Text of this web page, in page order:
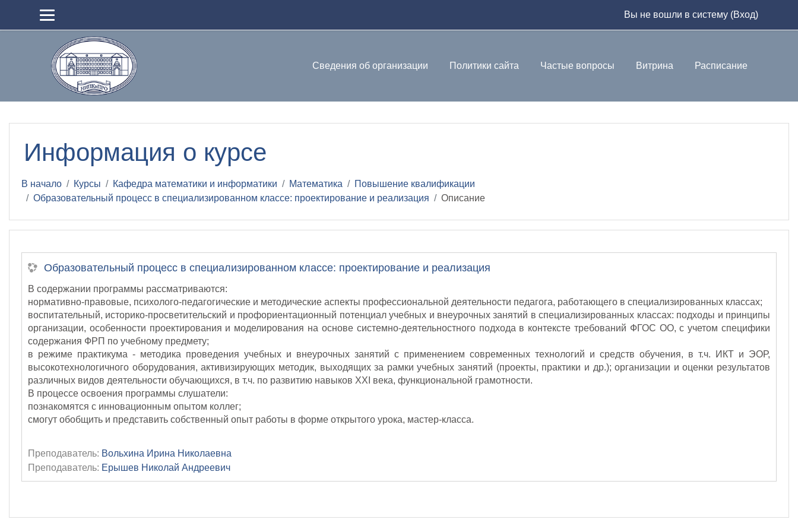
Вы не вошли в систему (Вход)
Сведения об организации Политики сайта Частые вопросы Витрина Расписание
Информация о курсе
В начало Курсы Кафедра математики и информатики Математика
Повышение квалификации
Образовательный процесс в специализированном классе: проектирование и реализация
Описание
Образовательный процесс в специализированном классе: проектирование и реализация
В содержании программы рассматриваются:
нормативно-правовые, психолого-педагогические и методические аспекты профессиональной деятельности педагога, работающего в специализированных классах;
воспитательный, историко-просветительский и профориентационный потенциал учебных и внеурочных занятий в специализированных классах: подходы и принципы
организации, особенности проектирования и моделирования на основе системно-деятельностного подхода в контексте требований ФГОС ОО, с учетом специфики
содержания ФРП по учебному предмету;
в режиме практикума - методика проведения учебных и внеурочных занятий с применением современных технологий и средств обучения, в т.ч. ИКТ и ЭОР,
высокотехнологичного оборудования, активизирующих методик, выходящих за рамки учебных занятий (проекты, практики и др.); организации и оценки результатов
различных видов деятельности обучающихся, в т.ч. по развитию навыков ХХI века, функциональной грамотности.
В процессе освоения программы слушатели:
познакомятся с инновационным опытом коллег;
смогут обобщить и представить собственный опыт работы в форме открытого урока, мастер-класса.
Преподаватель: Вольхина Ирина Николаевна
Преподаватель: Ерышев Николай Андреевич